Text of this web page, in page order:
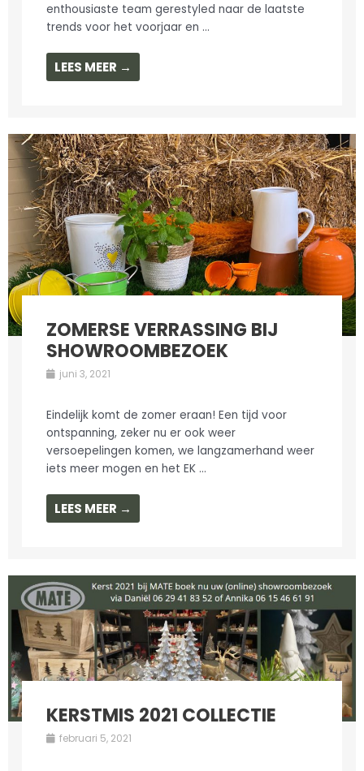
enthousiaste team gerestyled naar de laatste
trends voor het voorjaar en ...
LEES MEER →
ZOMERSE VERRASSING BIJ
SHOWROOMBEZOEK
juni 3, 2021
Eindelijk komt de zomer eraan! Een tijd voor
ontspanning, zeker nu er ook weer
versoepelingen komen, we langzamerhand weer
iets meer mogen en het EK ...
LEES MEER →
KERSTMIS 2021 COLLECTIE
februari 5, 2021